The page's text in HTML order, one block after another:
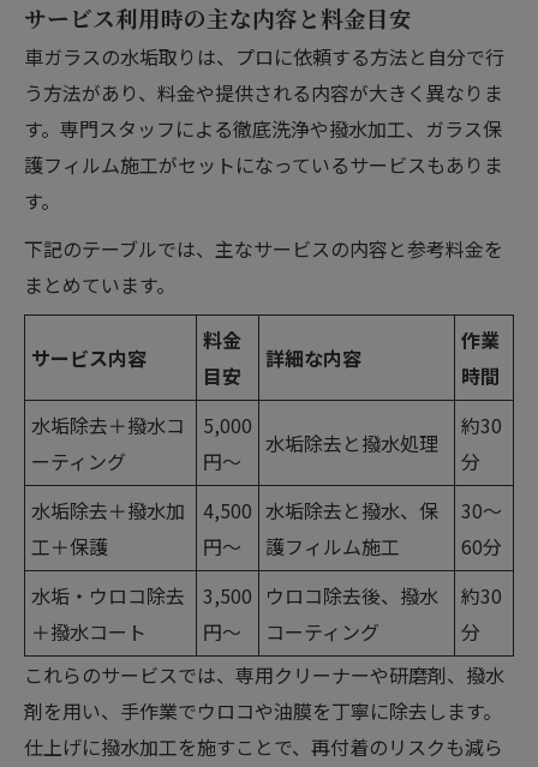
サービス利用時の主な内容と料金目安
車ガラスの水垢取りは、プロに依頼する方法と自分で行
う方法があり、料金や提供される内容が大きく異なりま
す。専門スタッフによる徹底洗浄や撥水加工、ガラス保
護フィルム施工がセットになっているサービスもありま
す。
下記のテーブルでは、主なサービスの内容と参考料金を
まとめています。
サービス内容
料金
目安
詳細な内容
作業
時間
水垢除去＋撥水コ
ーティング
5,000
円～
水垢除去と撥水処理
約30
分
水垢除去＋撥水加
工＋保護
4,500
円～
水垢除去と撥水、保
護フィルム施工
30〜
60分
水垢・ウロコ除去
＋撥水コート
3,500
円～
ウロコ除去後、撥水
コーティング
約30
分
これらのサービスでは、専用クリーナーや研磨剤、撥水
剤を用い、手作業でウロコや油膜を丁寧に除去します。
仕上げに撥水加工を施すことで、再付着のリスクも減ら